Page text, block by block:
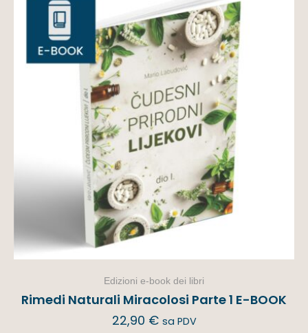
Edizioni e-book dei libri
Rimedi Naturali Miracolosi Parte 1 E-BOOK
22,90 € sa PDV